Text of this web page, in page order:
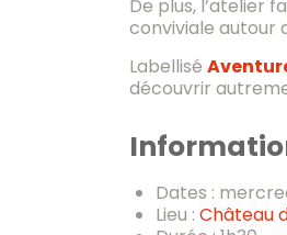
De plus, l’atelier
conviviale autour
Labellisé
découvrir
Dates :
Lieu :Château